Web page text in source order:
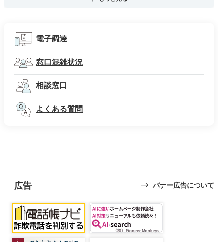
電子調達
窓口混雑状況
相談窓口
よくある質問
広告 バナー広告について